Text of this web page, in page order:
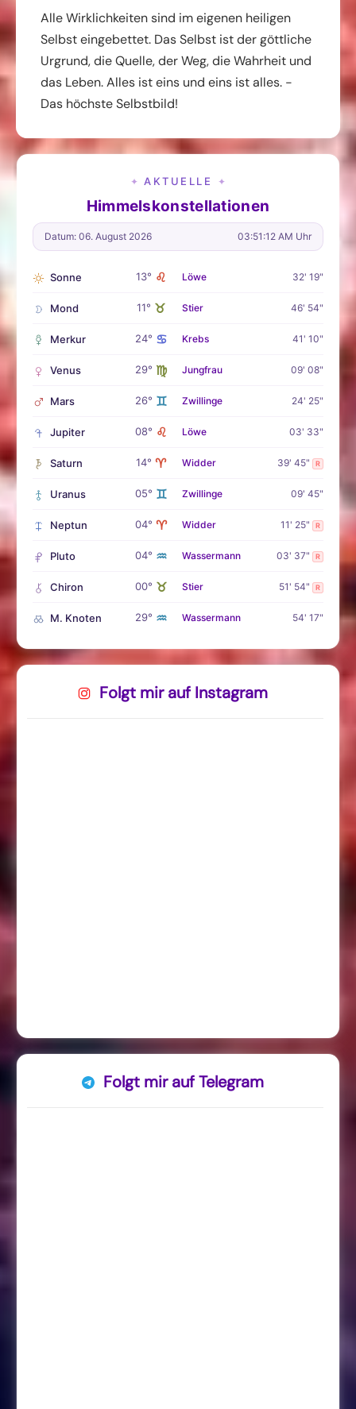
Alle Wirklichkeiten sind im eigenen heiligen
Selbst eingebettet. Das Selbst ist der göttliche
Urgrund, die Quelle, der Weg, die Wahrheit und
das Leben. Alles ist eins und eins ist alles. -
Das höchste Selbstbild!
✦ AKTUELLE ✦
Himmelskonstellationen
Datum: 06. August 2026 03:51:13 AM Uhr
Sonne 13° ♌ Löwe 32' 19"
Mond 11° ♉ Stier 46' 54"
Merkur 24° ♋ Krebs 41' 10"
Venus 29° ♍ Jungfrau 09' 08"
Mars 26° ♊ Zwillinge 24' 25"
Jupiter 08° ♌ Löwe 03' 33"
Saturn 14° ♈ Widder 39' 45" R
Uranus 05° ♊ Zwillinge 09' 45"
Neptun 04° ♈ Widder 11' 25" R
Pluto 04° ♒ Wassermann 03' 37" R
Chiron 00° ♉ Stier 51' 54" R
M. Knoten 29° ♒ Wassermann 54' 17"
Folgt mir auf Instagram
Folgt mir auf Telegram